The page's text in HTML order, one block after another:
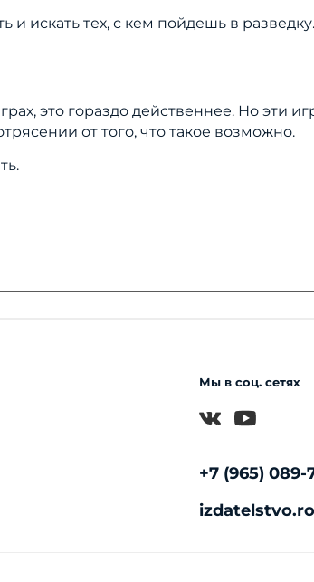
искать тех, с кем пойдешь в
это гораздо действеннее. Но эти
от того, что такое возможно.
Мы в соц. сетях
+7 (965) 089-